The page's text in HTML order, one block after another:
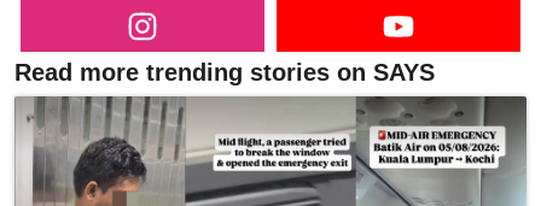
Read more trending stories on SAYS